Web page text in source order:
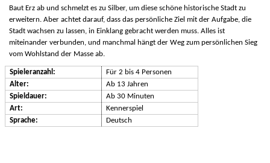
Baut Erz ab und schmelzt es zu Silber, um diese schöne historische Stadt zu
erweitern. Aber achtet darauf, dass das persönliche Ziel mit der Aufgabe, die
Stadt wachsen zu lassen, in Einklang gebracht werden muss. Alles ist
miteinander verbunden, und manchmal hängt der Weg zum persönlichen Sieg
vom Wohlstand der Masse ab.
Spieleranzahl:
Für 2 bis 4 Personen
Alter:
Ab 13 Jahren
Spieldauer:
Ab 30 Minuten
Art:
Kennerspiel
Sprache:
Deutsch